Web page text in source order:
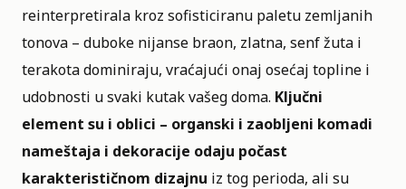
reinterpretirala kroz sofisticiranu paletu zemljanih
tonova – duboke nijanse braon, zlatna, senf žuta i
terakota dominiraju, vraćajući onaj osećaj topline i
udobnosti u svaki kutak vašeg doma. Ključni
element su i oblici – organski i zaobljeni komadi
nameštaja i dekoracije odaju počast
karakterističnom dizajnu iz tog perioda, ali su